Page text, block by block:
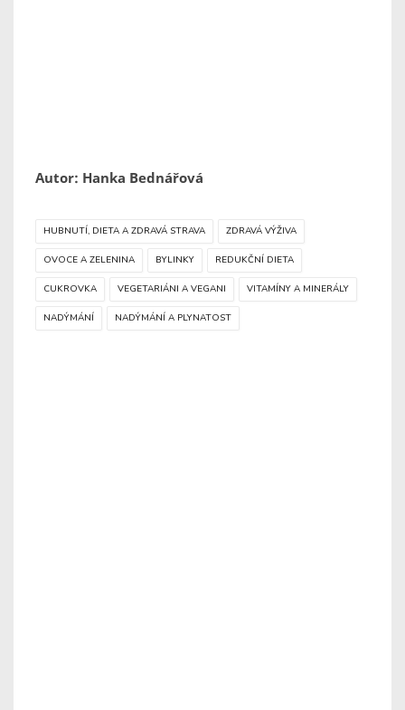
Autor: Hanka Bednářová
HUBNUTÍ, DIETA A ZDRAVÁ STRAVA ZDRAVÁ VÝŽIVA
OVOCE A ZELENINA BYLINKY REDUKČNÍ DIETA
CUKROVKA VEGETARIÁNI A VEGANI VITAMÍNY A MINERÁLY
NADÝMÁNÍ NADÝMÁNÍ A PLYNATOST